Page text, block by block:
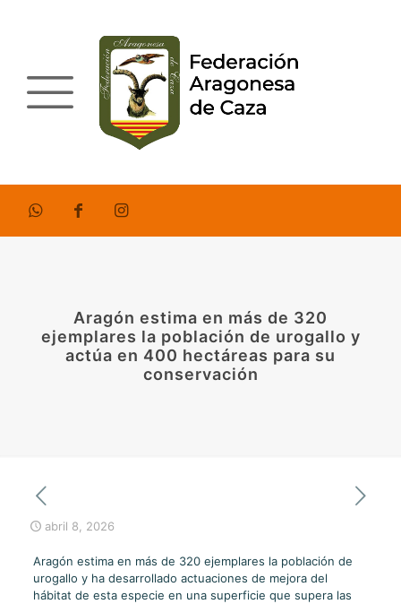
Aragón estima en más de 320
ejemplares la población de urogallo y
actúa en 400 hectáreas para su
conservación
abril 8, 2026
Aragón estima en más de 320 ejemplares la población de
urogallo y ha desarrollado actuaciones de mejora del
hábitat de esta especie en una superficie que supera las